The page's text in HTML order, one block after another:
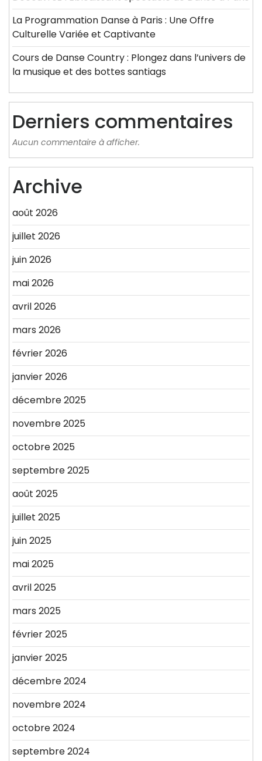
La Programmation Danse à Paris : Une Offre
Culturelle Variée et Captivante
Cours de Danse Country : Plongez dans l’univers de
la musique et des bottes santiags
Derniers commentaires
Aucun commentaire à afficher.
Archive
août 2026
juillet 2026
juin 2026
mai 2026
avril 2026
mars 2026
février 2026
janvier 2026
décembre 2025
novembre 2025
octobre 2025
septembre 2025
août 2025
juillet 2025
juin 2025
mai 2025
avril 2025
mars 2025
février 2025
janvier 2025
décembre 2024
novembre 2024
octobre 2024
septembre 2024